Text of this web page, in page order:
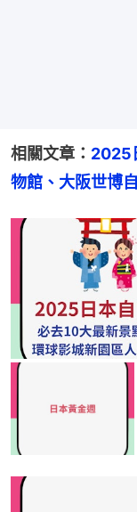
相關文章： 2025
物館、大阪世博